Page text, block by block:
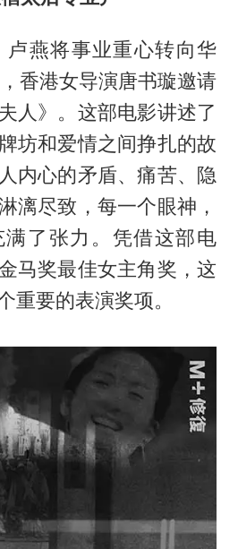
卢燕将事业重心转向华
香港女导演唐书璇邀请
人》。这部电影讲述了
坊和爱情之间挣扎的故
内心的矛盾、痛苦、隐
漓尽致，每一个眼神，
了张力。凭借这部电
马奖最佳女主角奖，这
重要的表演奖项。